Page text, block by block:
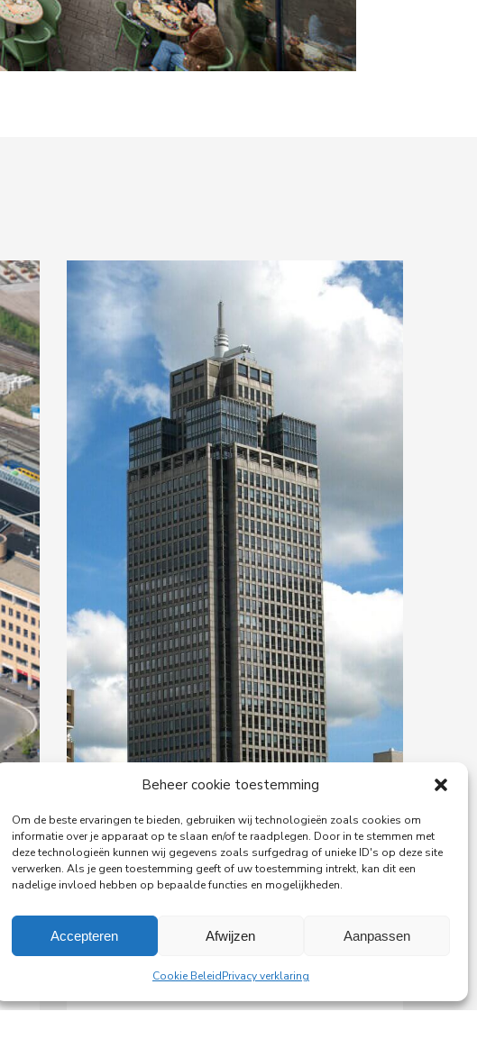
Beheer cookie toestemming
Om de beste ervaringen te bieden, gebruiken wij technologieën zoals cookies om
informatie over je apparaat op te slaan en/of te raadplegen. Door in te stemmen met
deze technologieën kunnen wij gegevens zoals surfgedrag of unieke ID's op deze site
verwerken. Als je geen toestemming geeft of uw toestemming intrekt, kan dit een
nadelige invloed hebben op bepaalde functies en mogelijkheden.
Accepteren Afwijzen Aanpassen
Cookie BeleidPrivacy verklaring
29-06-2026
PingProperties verhuist haar
Rembrandttoren in Amsterdam